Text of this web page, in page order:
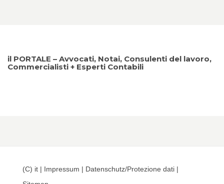
il PORTALE – Avvocati, Notai, Consulenti del lavoro,
Commercialisti + Esperti Contabili
(C) it | Impressum | Datenschutz/Protezione dati |